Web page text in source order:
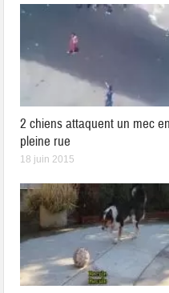
2 chiens attaquent un mec en
pleine rue
18 juin 2015